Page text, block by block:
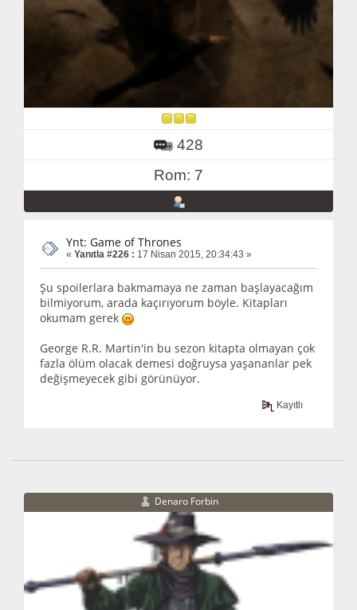
428
Rom: 7
Ynt: Game of Thrones
« Yanıtla #226 : 17 Nisan 2015, 20:34:43 »
Şu spoilerlara bakmamaya ne zaman başlayacağım
bilmiyorum, arada kaçırıyorum böyle. Kitapları
okumam gerek
George R.R. Martin'in bu sezon kitapta olmayan çok
fazla ölüm olacak demesi doğruysa yaşananlar pek
değişmeyecek gibi görünüyor.
Kayıtlı
Denaro Forbin